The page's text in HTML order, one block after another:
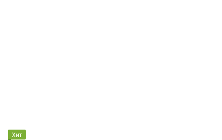
Хит